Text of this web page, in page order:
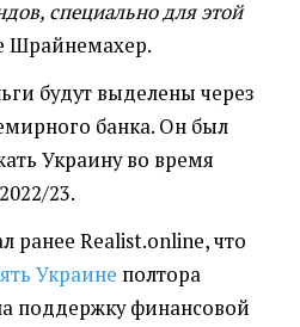
специально для этой
Шрайнемахер.
будут выделены через
банка. Он был
Украину во время
23.
ранее Realist.online, что
Украине полтора
поддержку финансовой